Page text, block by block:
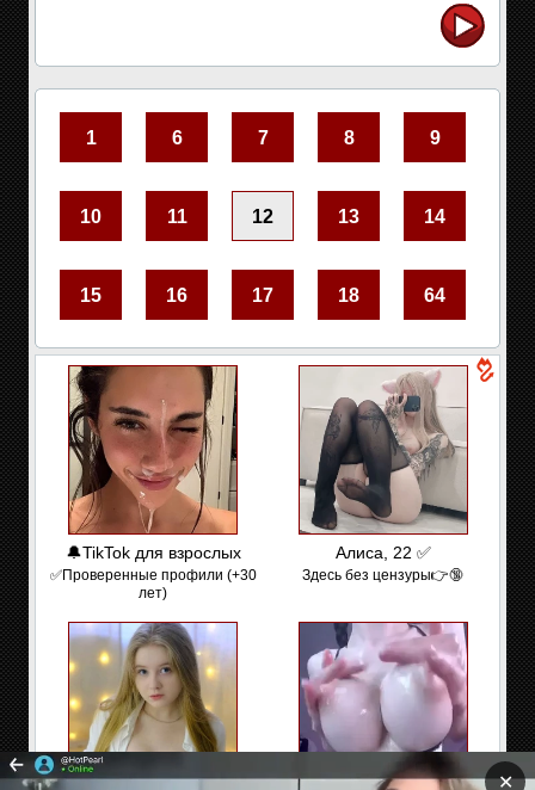
1 6 7 8 9
10 11 12 13 14
15 16 17 18 64
🔔TikTok для взрослых
✅Проверенные профили (+30
лет)
Алиса, 22 ✅
Здесь без цензуры👉🔞
✕